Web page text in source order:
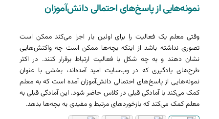
نمونه‌هایی از پاسخ‌های احتمالی دانش‌آموزان
وقتی معلم یک فعالیت را برای اولین بار اجرا می‌کند ممکن است
تصوری نداشته باشد از اینکه بچه‌ها ممکن است چه واکنش‌هایی
نشان دهند و به چه شکل با فعالیت ارتباط برقرار کنند. در اکثر
طرح‌های یادگیری که در وب‌سایت امید آمده‌اند، بخشی با عنوان
نمونه‌هایی از پاسخ‌های احتمالی دانش‌آموزان آمده است که به معلم
کمک می‌کند با آمادگی قبلی در کلاس حاضر شود. این آمادگی قبلی به
معلم کمک می‌کند که بازخوردهای مرتبط و مفیدی به بچه‌ها بدهد.